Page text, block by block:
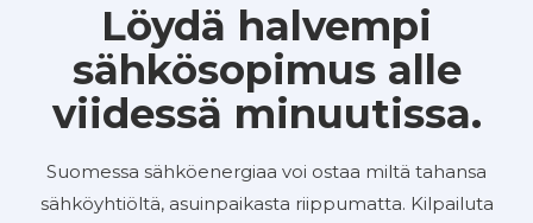
Löydä halvempi
sähkösopimus alle
viidessä minuutissa.
Suomessa sähköenergiaa voi ostaa miltä tahansa
sähköyhtiöltä, asuinpaikasta riippumatta. Kilpailuta